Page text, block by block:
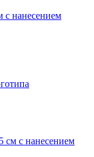
с нанесением
см с нанесением